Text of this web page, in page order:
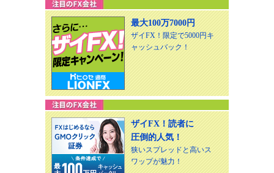
最大100万7000円
ザイFX！限定で5000円キ
ャッシュバック！
ザイFX！読者に
圧倒的人気！
狭いスプレッドと高いス
ワップが魅力！